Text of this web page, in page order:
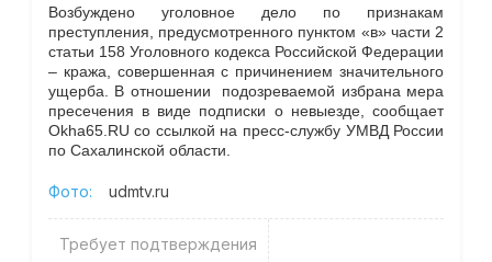
Возбуждено уголовное дело по признакам
преступления, предусмотренного пунктом «в» части 2
статьи 158 Уголовного кодекса Российской Федерации
– кража, совершенная с причинением значительного
ущерба. В отношении подозреваемой избрана мера
пресечения в виде подписки о невыезде, сообщает
Okha65.RU со ссылкой на пресс-службу УМВД России
по Сахалинской области.
Фото: udmtv.ru
Требует подтверждения